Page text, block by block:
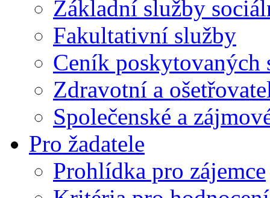
Základní služby
Fakultativní služby
Ceník poskytovaných
Zdravotní a
Společenské a
Pro žadatele
Prohlídka pro zájemce